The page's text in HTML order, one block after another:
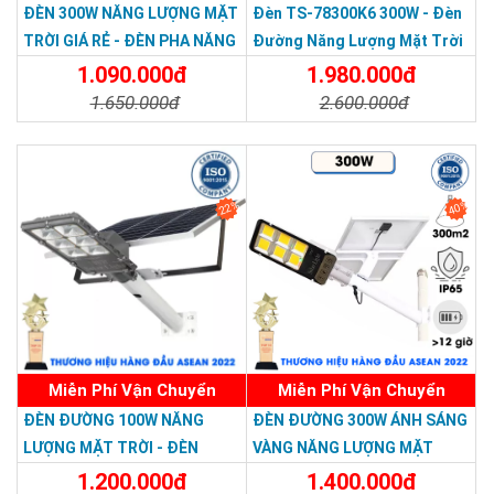
ĐÈN 300W NĂNG LƯỢNG MẶT
TRỜI GIÁ RẺ - ĐÈN PHA NĂNG
LƯỢNG MẶT TRỜI 300W MẪU
1.090.000đ
1.650.000đ
Đèn TS-78300K6 300W - Đèn
Đường Năng Lượng Mặt Trời
300W TS-78300K6 - Solar
Light 300W
1.980.000đ
2.600.000đ
22%
Miễn Phí Vận Chuyển
ĐÈN ĐƯỜNG 100W NĂNG
LƯỢNG MẶT TRỜI - ĐÈN
ĐƯỜNG NĂNG LƯỢNG MẶT
1.200.000đ
40%
Miễn Phí Vận Chuyển
ĐÈN ĐƯỜNG 300W ÁNH SÁNG
VÀNG NĂNG LƯỢNG MẶT
TRỜI - Solar Light 300W
1.400.000đ